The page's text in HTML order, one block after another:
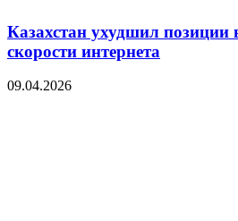
Казахстан ухудшил позиции
скорости интернета
09.04.2026